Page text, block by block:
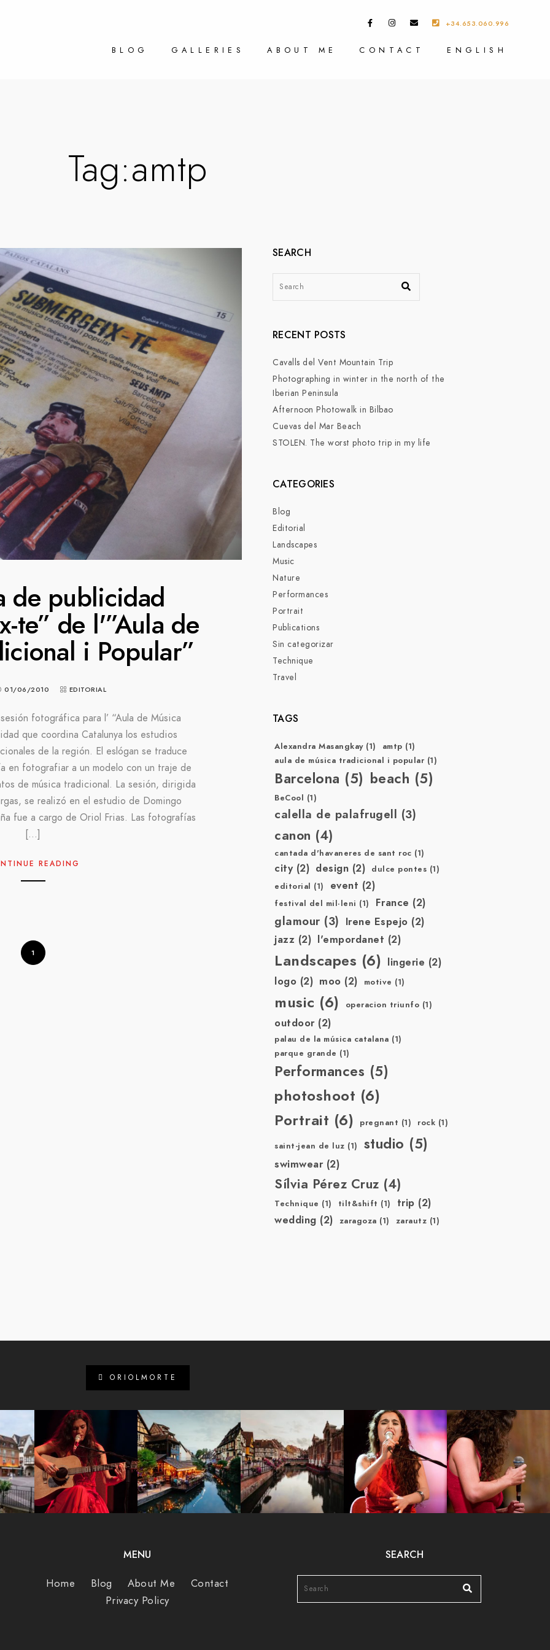
+34.653.060.996
BLOG GALLERIES ABOUT ME CONTACT ENGLISH
Tag:amtp
de publicidad
te” de l'”Aula de
i Popular”
01/06/2010 EDITORIAL
fotográfica para l’ “Aula de Música
que coordina Catalunya los estudios
de la región. El eslógan se traduce
en fotografiar a un modelo con un traje de
de música tradicional. La sesión, dirigida
se realizó en el estudio de Domingo
fue a cargo de Oriol Frias. Las fotografías
[…]
READING
1
SEARCH
RECENT POSTS
Cavalls del Vent Mountain Trip
Photographing in winter in the north of the
Iberian Peninsula
Afternoon Photowalk in Bilbao
Cuevas del Mar Beach
STOLEN. The worst photo trip in my life
CATEGORIES
Blog
Editorial
Landscapes
Music
Nature
Performances
Portrait
Publications
Sin categorizar
Technique
Travel
TAGS
Alexandra Masangkay(1) amtp (1)
aula de música tradicional i popular (1)
Barcelona (5) beach (5)
BeCool (1)
calella de palafrugell (3)
canon (4)
cantada d'havaneres de sant roc (1)
city(2) design (2) dulce pontes (1)
editorial (1) event (2)
festival del mil·leni (1) France (2)
glamour (3) Irene Espejo (2)
jazz (2) l'empordanet (2)
Landscapes (6) lingerie (2)
logo (2) moo (2) motive (1)
music (6) operacion triunfo (1)
outdoor(2)
palau de la música catalana (1)
parque grande (1)
Performances (5)
photoshoot (6)
Portrait (6) pregnant (1) rock (1)
saint-jean de luz (1) studio (5)
swimwear(2)
Sílvia Pérez Cruz (4)
Technique (1) tilt&shift (1) trip (2)
wedding (2) zaragoza (1) zarautz (1)
ORIOLMORTE
MENU
Home Blog About Me
Contact
Privacy Policy
SEARCH